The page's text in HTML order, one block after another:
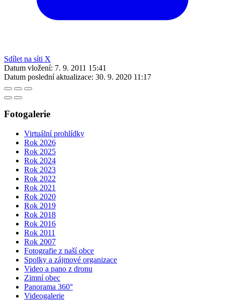
Sdílet na síti X
Datum vložení: 7. 9. 2011 15:41
Datum poslední aktualizace: 30. 9. 2020 11:17
Fotogalerie
Virtuální prohlídky
Rok 2026
Rok 2025
Rok 2024
Rok 2023
Rok 2022
Rok 2021
Rok 2020
Rok 2019
Rok 2018
Rok 2016
Rok 2011
Rok 2007
Fotografie z naší obce
Spolky a zájmové organizace
Video a pano z dronu
Zimní obec
Panorama 360°
Videogalerie